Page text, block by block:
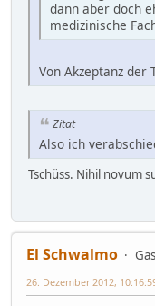
dann aber doch
medizinische
Von Akzeptanz der
Zitat
Also ich
Tschüss. Nihil novum
El Schwalmo
26. Dezember 2012,